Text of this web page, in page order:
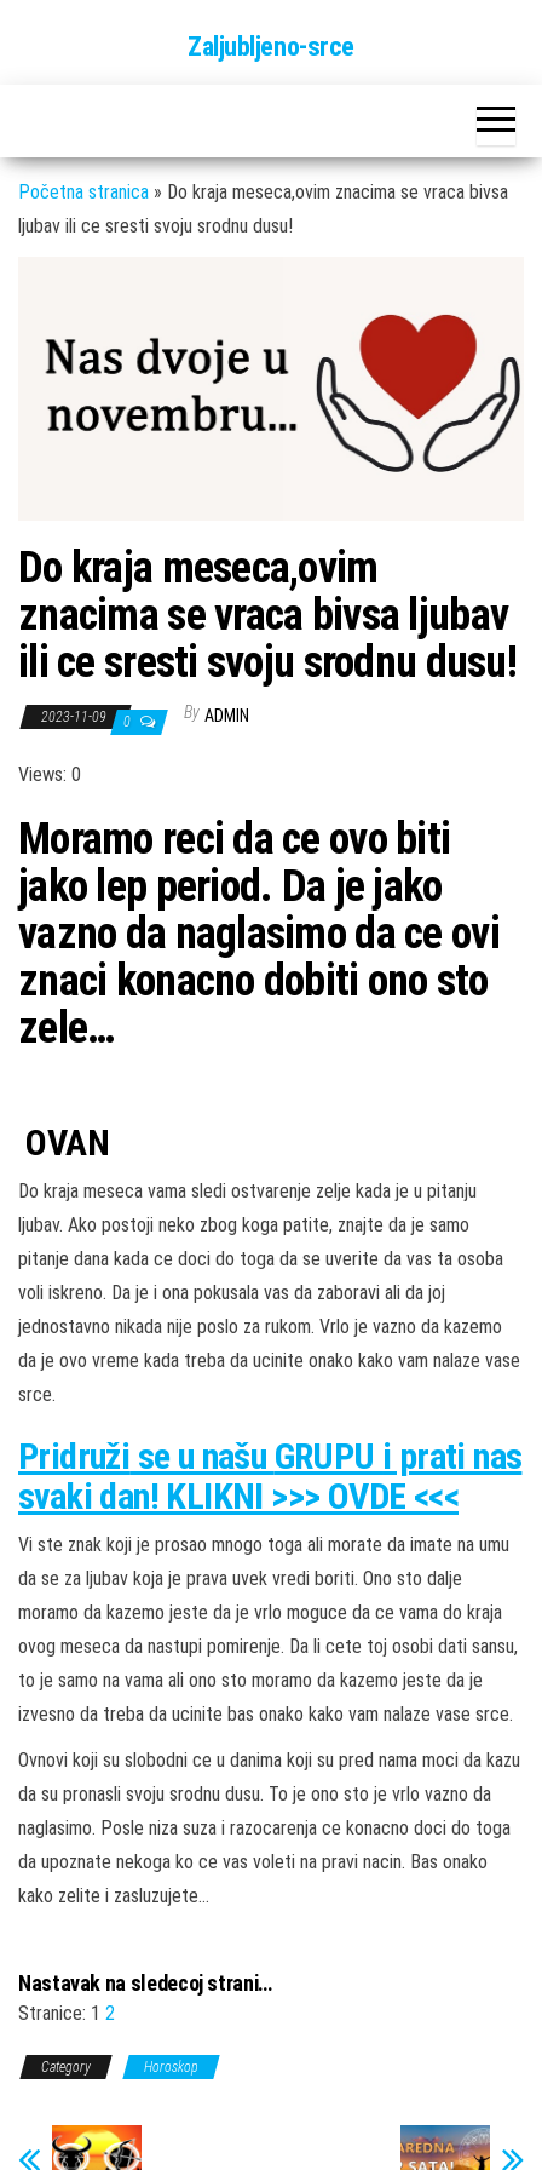
Zaljubljeno-srce
Početna stranica » Do kraja meseca,ovim znacima se vraca bivsa
ljubav ili ce sresti svoju srodnu dusu!
Do kraja meseca,ovim
znacima se vraca bivsa ljubav
ili ce sresti svoju srodnu dusu!
2023-11-09 0 By ADMIN
Views: 0
Moramo reci da ce ovo biti
jako lep period. Da je jako
vazno da naglasimo da ce ovi
znaci konacno dobiti ono sto
zele…
OVAN
Do kraja meseca vama sledi ostvarenje zelje kada je u pitanju
ljubav. Ako postoji neko zbog koga patite, znajte da je samo
pitanje dana kada ce doci do toga da se uverite da vas ta osoba
voli iskreno. Da je i ona pokusala vas da zaboravi ali da joj
jednostavno nikada nije poslo za rukom. Vrlo je vazno da kazemo
da je ovo vreme kada treba da ucinite onako kako vam nalaze vase
srce.
Pridruži se u našu GRUPU i prati nas
svaki dan! KLIKNI >>> OVDE <<<
Vi ste znak koji je prosao mnogo toga ali morate da imate na umu
da se za ljubav koja je prava uvek vredi boriti. Ono sto dalje
moramo da kazemo jeste da je vrlo moguce da ce vama do kraja
ovog meseca da nastupi pomirenje. Da li cete toj osobi dati sansu,
to je samo na vama ali ono sto moramo da kazemo jeste da je
izvesno da treba da ucinite bas onako kako vam nalaze vase srce.
Ovnovi koji su slobodni ce u danima koji su pred nama moci da kazu
da su pronasli svoju srodnu dusu. To je ono sto je vrlo vazno da
naglasimo. Posle niza suza i razocarenja ce konacno doci do toga
da upoznate nekoga ko ce vas voleti na pravi nacin. Bas onako
kako zelite i zasluzujete…
Nastavak na sledecoj strani…
Stranice: 1 2
Category Horoskop